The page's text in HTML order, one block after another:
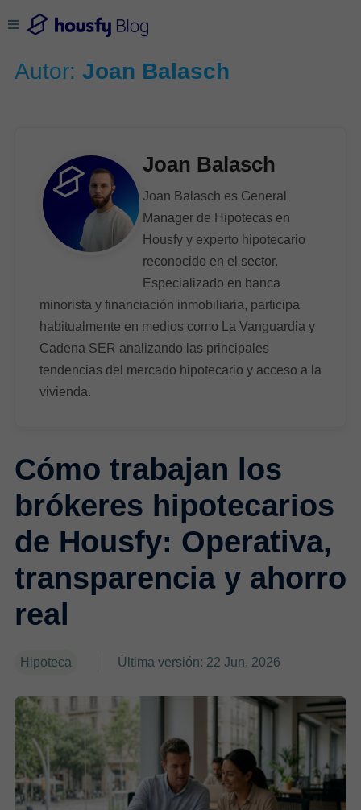
Autor: Joan Balasch
Joan Balasch
Joan Balasch es General
Manager de Hipotecas en
Housfy y experto hipotecario
reconocido en el sector.
Especializado en banca
minorista y financiación inmobiliaria, participa
habitualmente en medios como La Vanguardia y
Cadena SER analizando las principales
tendencias del mercado hipotecario y acceso a la
vivienda.
Cómo trabajan los
brókeres hipotecarios
de Housfy: Operativa,
transparencia y ahorro
real
Hipoteca Última versión: 22 Jun, 2026